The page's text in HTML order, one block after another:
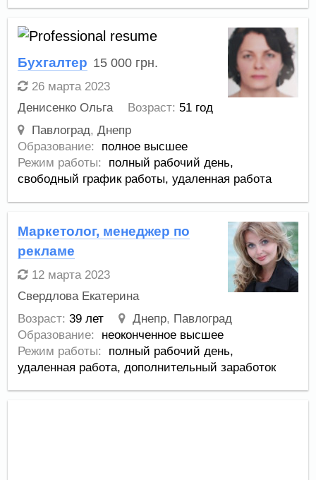
Бухгалтер 15 000 грн.
26 марта 2023
Денисенко Ольга
Возраст: 51 год
Павлоград,Днепр
Образование:
полное высшее
Режим работы:
полный рабочий день,
свободный график работы, удаленная работа
Маркетолог, менеджер по
рекламе
12 марта 2023
Свердлова Екатерина
Возраст: 39 лет Днепр, Павлоград
Образование:
неоконченное высшее
Режим работы:
полный рабочий день,
удаленная работа, дополнительный заработок